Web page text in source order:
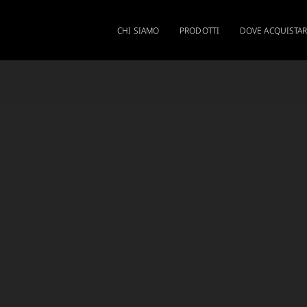
CHI SIAMO PRODOTTI DOVE